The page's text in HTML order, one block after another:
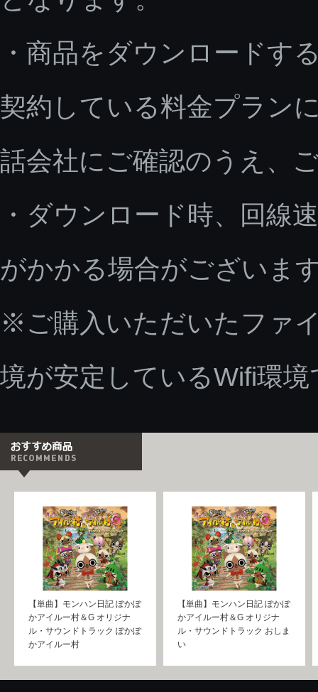
・商品をダウンロードす
契約している料金プラン
話会社にご確認のうえ、
・ダウンロード時、回線
がかかる場合がございま
※ご購入いただいたファ
境が安定しているWifi環
【単曲】モンハン日記 ぽかぽ
かアイルー村＆G オリジナ
ル・サウンドトラック ぽかぽ
かアイルー村
【単曲】モンハン日記 ぽかぽ
かアイルー村＆G オリジナ
ル・サウンドトラック おしま
い